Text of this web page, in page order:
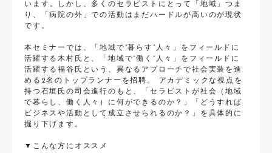
います。しかし、多くのセラピストにとって「地域」つま
り、「病院の外」での活動はまだハードルが高いのが現状
です。
本セミナーでは、「地域で”暮らす”人々」をフィールドに
活躍する木村氏と、「地域で”働く”人々」をフィールドに
活躍する福谷氏という、異なるアプローチで社会実装を進
める2名のトップランナーを招聘。 アカデミックな視点を
持つ石垣氏の司会進行のもと、「セラピストが社会（地域
で暮らし、働く人々）に何ができるのか？」「どうすれば
ビジネスや活動として成立させられるのか？」を具体的に
掘り下げます。
▼こんな方にオススメ